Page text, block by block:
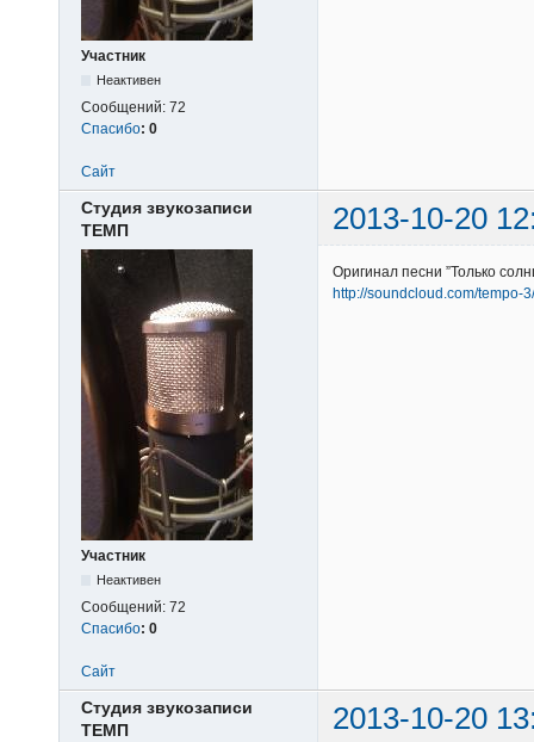
Участник
Неактивен
Сообщений: 72
Спасибо: 0
Сайт
Студия звукозаписи
ТЕМП
2013-10-20
Участник
Неактивен
Сообщений: 72
Спасибо: 0
Оригинал песни ”Только
http://soundcloud.com/tempo-
Сайт
Студия звукозаписи
ТЕМП
2013-10-20